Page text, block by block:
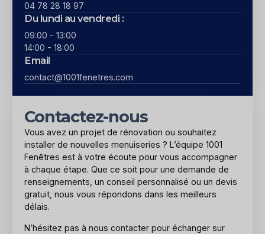
04 78 28 18 97
Du lundi au vendredi :
09:00 - 13:00
14:00 - 18:00
Email
contact@1001fenetres.com
Contactez-nous
Vous avez un projet de rénovation ou souhaitez
installer de nouvelles menuiseries ? L’équipe 1001
Fenêtres est à votre écoute pour vous accompagner
à chaque étape. Que ce soit pour une demande de
renseignements, un conseil personnalisé ou un devis
gratuit, nous vous répondons dans les meilleurs
délais.
N’hésitez pas à nous contacter pour échanger sur